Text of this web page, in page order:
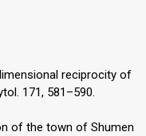
reciprocity of
171, 581–590.
of the town of Shumen